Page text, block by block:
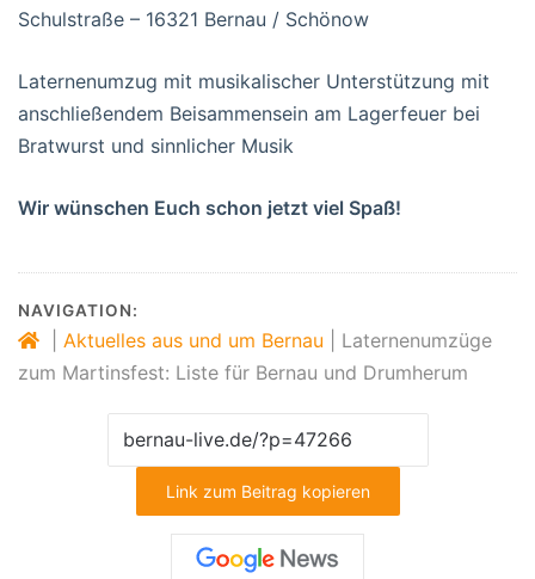
Schulstraße – 16321 Bernau / Schönow
Laternenumzug mit musikalischer Unterstützung mit
anschließendem Beisammensein am Lagerfeuer bei
Bratwurst und sinnlicher Musik
Wir wünschen Euch schon jetzt viel Spaß!
NAVIGATION:
Aktuelles aus und um Bernau
Laternenumzüge
zum Martinsfest: Liste für Bernau und Drumherum
Link zum Beitrag kopieren